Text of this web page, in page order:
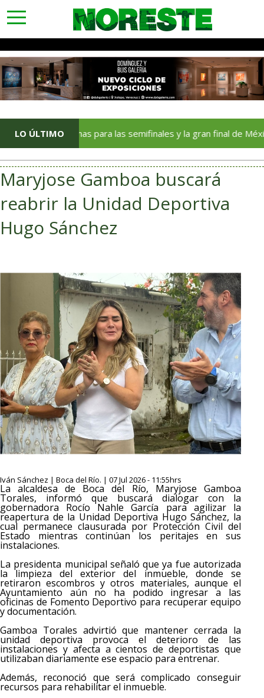
toggle
navigation
LO ÚLTIMO
fechas para las semifinales y la gran final de México Canta
Maryjose Gamboa buscará
reabrir la Unidad Deportiva
Hugo Sánchez
Iván Sánchez | Boca del Río. | 07 Jul 2026 - 11:55hrs
La alcaldesa de Boca del Río, Maryjose Gamboa
Torales, informó que buscará dialogar con la
gobernadora Rocío Nahle García para agilizar la
reapertura de la Unidad Deportiva Hugo Sánchez, la
cual permanece clausurada por Protección Civil del
Estado mientras continúan los peritajes en sus
instalaciones.
La presidenta municipal señaló que ya fue autorizada
la limpieza del exterior del inmueble, donde se
retiraron escombros y otros materiales, aunque el
Ayuntamiento aún no ha podido ingresar a las
oficinas de Fomento Deportivo para recuperar equipo
y documentación.
Gamboa Torales advirtió que mantener cerrada la
unidad deportiva provoca el deterioro de las
instalaciones y afecta a cientos de deportistas que
utilizaban diariamente ese espacio para entrenar.
Además, reconoció que será complicado conseguir
recursos para rehabilitar el inmueble.